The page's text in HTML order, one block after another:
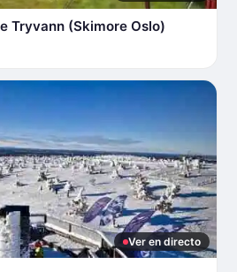
Tryvann (Skimore Oslo)
Ver en directo